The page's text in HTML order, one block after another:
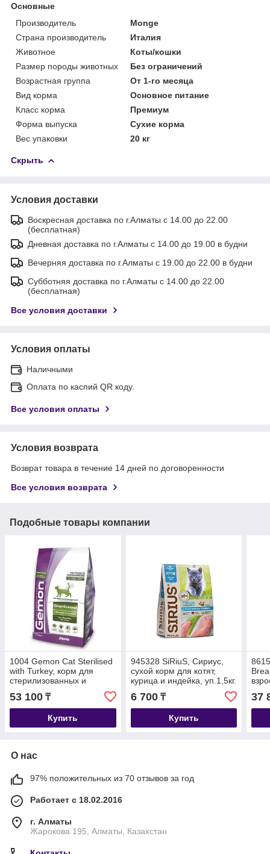
Основные
Производитель
Monge
Страна производитель
Италия
Животное
Коты/кошки
Размер породы животных
Без ограничений
Возрастная группа
От 1-го месяца
Вид корма
Основное питание
Класс корма
Премиум
Форма выпуска
Сухие корма
Вес упаковки
20 кг
Скрыть
Условия доставки
Воскресная доставка по г.Алматы с 14.00 до 22.00
(бесплатная)
Дневная доставка по г.Алматы с 14.00 до 19.00 в будни
Вечерняя доставка по г.Алматы с 19.00 до 22.00 в будни
Субботняя доставка по г.Алматы с 14.00 до 22.00
(бесплатная)
Все условия доставки
Условия оплаты
Наличными
Оплата по каспий QR коду.
Все условия оплаты
Условия возврата
Возврат товара в течение 14 дней по договоренности
Все условия возврата
Подобные товары компании
1004 Gemon Cat Sterilised
with Turkey, корм для
стерилизованных и
кастрированных кошек с
индейкой, уп.20кг.
53 100 ₸
Купить
945328 SiRiuS, Сириус,
сухой корм для котят,
курица и индейка, уп.1,5кг.
6 700₸
Купить
37
О нас
97% положительных из 70 отзывов за год
Работает с 18.02.2016
г. Алматы
Жарокова 195, Алматы, Казахстан